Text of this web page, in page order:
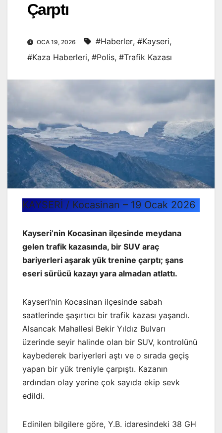
Çarptı
OCA 19, 2026 #Haberler, #Kayseri,
#Kaza Haberleri, #Polis, #Trafik Kazası
KAYSERİ / Kocasinan – 19 Ocak 2026
Kayseri’nin Kocasinan ilçesinde meydana
gelen trafik kazasında, bir SUV araç
bariyerleri aşarak yük trenine çarptı; şans
eseri sürücü kazayı yara almadan atlattı.
Kayseri’nin Kocasinan ilçesinde sabah
saatlerinde şaşırtıcı bir trafik kazası yaşandı.
Alsancak Mahallesi Bekir Yıldız Bulvarı
üzerinde seyir halinde olan bir SUV, kontrolünü
kaybederek bariyerleri aştı ve o sırada geçiş
yapan bir yük treniyle çarpıştı. Kazanın
ardından olay yerine çok sayıda ekip sevk
edildi.
Edinilen bilgilere göre, Y.B. idaresindeki 38 GH